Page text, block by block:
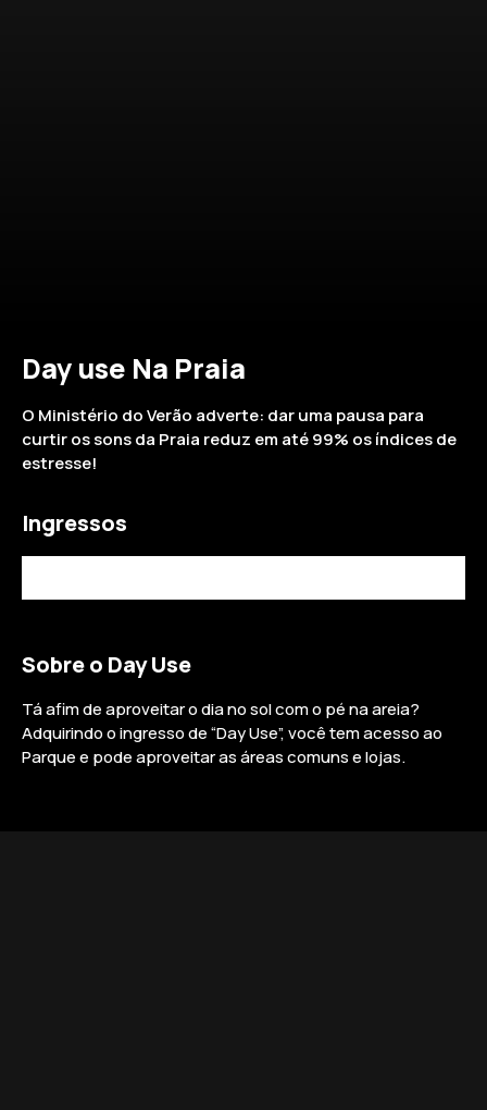
Day use Na Praia
O Ministério do Verão adverte: dar uma pausa para
curtir os sons da Praia reduz em até 99% os índices de
estresse!
Ingressos
Sobre o Day Use
Tá afim de aproveitar o dia no sol com o pé na areia?
Adquirindo o ingresso de “Day Use”, você tem acesso ao
Parque e pode aproveitar as áreas comuns e lojas.